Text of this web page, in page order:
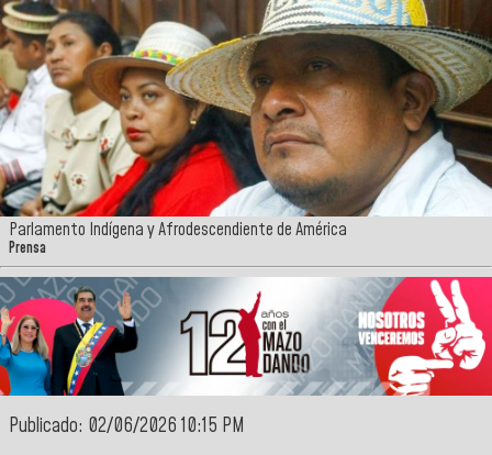
Parlamento Indígena y Afrodescendiente de América
Prensa
Publicado: 02/06/2026 10:15 PM